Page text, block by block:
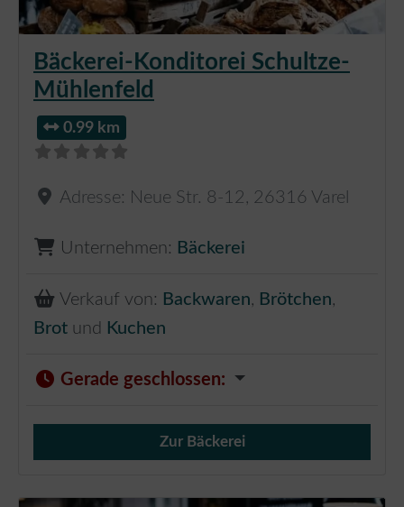
Bäckerei-Konditorei Schultze-
Mühlenfeld
0.99 km
Adresse: Neue Str. 8-12 , 26316 Varel
Unternehmen: Bäckerei
Verkauf von: Backwaren, Brötchen,
Brot und Kuchen
Gerade geschlossen:
Verkauf von Brötchen,
Zur Bäckerei